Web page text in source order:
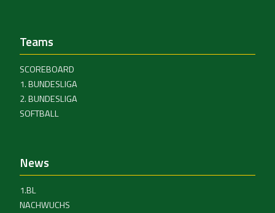
Teams
SCOREBOARD
1. BUNDESLIGA
2. BUNDESLIGA
SOFTBALL
News
1.BL
NACHWUCHS